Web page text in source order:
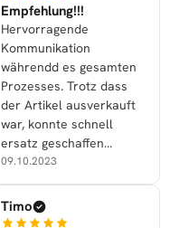
Empfehlung!!!
Hervorragende
Kommunikation
währendd es gesamten
Prozesses. Trotz dass
der Artikel ausverkauft
war, konnte schnell
ersatz geschaffen
werden!
09.10.2023
Timo